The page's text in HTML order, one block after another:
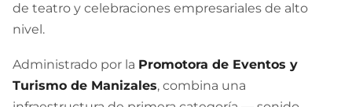
de teatro y celebraciones empresariales de alto
nivel.
Administrado por la Promotora de Eventos y
Turismo de Manizales, combina una